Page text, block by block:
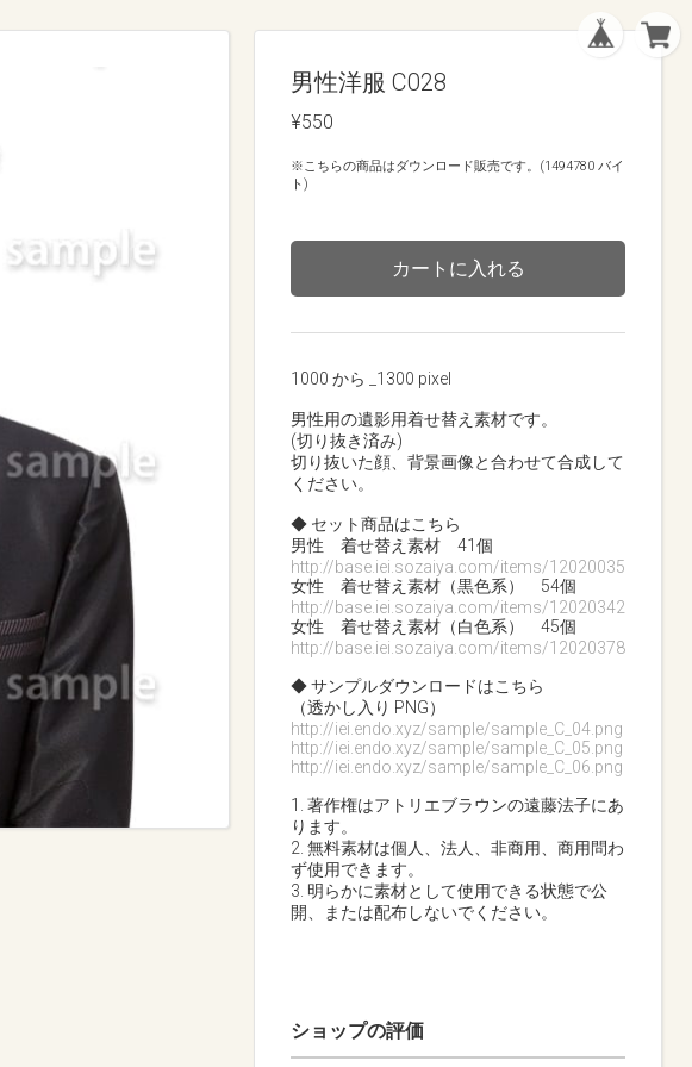
男性洋服 C028
¥550
※こちらの商品はダウンロード販売です。(1494780 バイ
ト)
カートに入れる
1000 から _1300 pixel
男性用の遺影用着せ替え素材です。
(切り抜き済み)
切り抜いた顔、背景画像と合わせて合成して
ください。
◆ セット商品はこちら
男性 着せ替え素材 41個
http://base.iei.sozaiya.com/items/12020035
女性 着せ替え素材（黒色系） 54個
http://base.iei.sozaiya.com/items/12020342
女性 着せ替え素材（白色系） 45個
http://base.iei.sozaiya.com/items/12020378
◆ サンプルダウンロードはこちら
（透かし入り PNG）
http://iei.endo.xyz/sample/sample_C_04.png
http://iei.endo.xyz/sample/sample_C_05.png
http://iei.endo.xyz/sample/sample_C_06.png
1. 著作権はアトリエブラウンの遠藤法子にあ
ります。
2. 無料素材は個人、法人、非商用、商用問わ
ず使用できます。
3. 明らかに素材として使用できる状態で公
開、または配布しないでください。
ショップの評価